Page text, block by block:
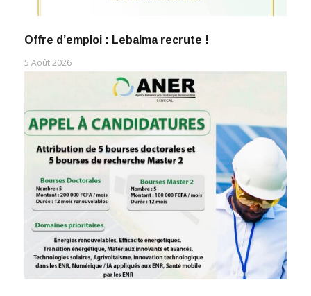
Offre d’emploi : Lebalma recrute !
5 Août 2026